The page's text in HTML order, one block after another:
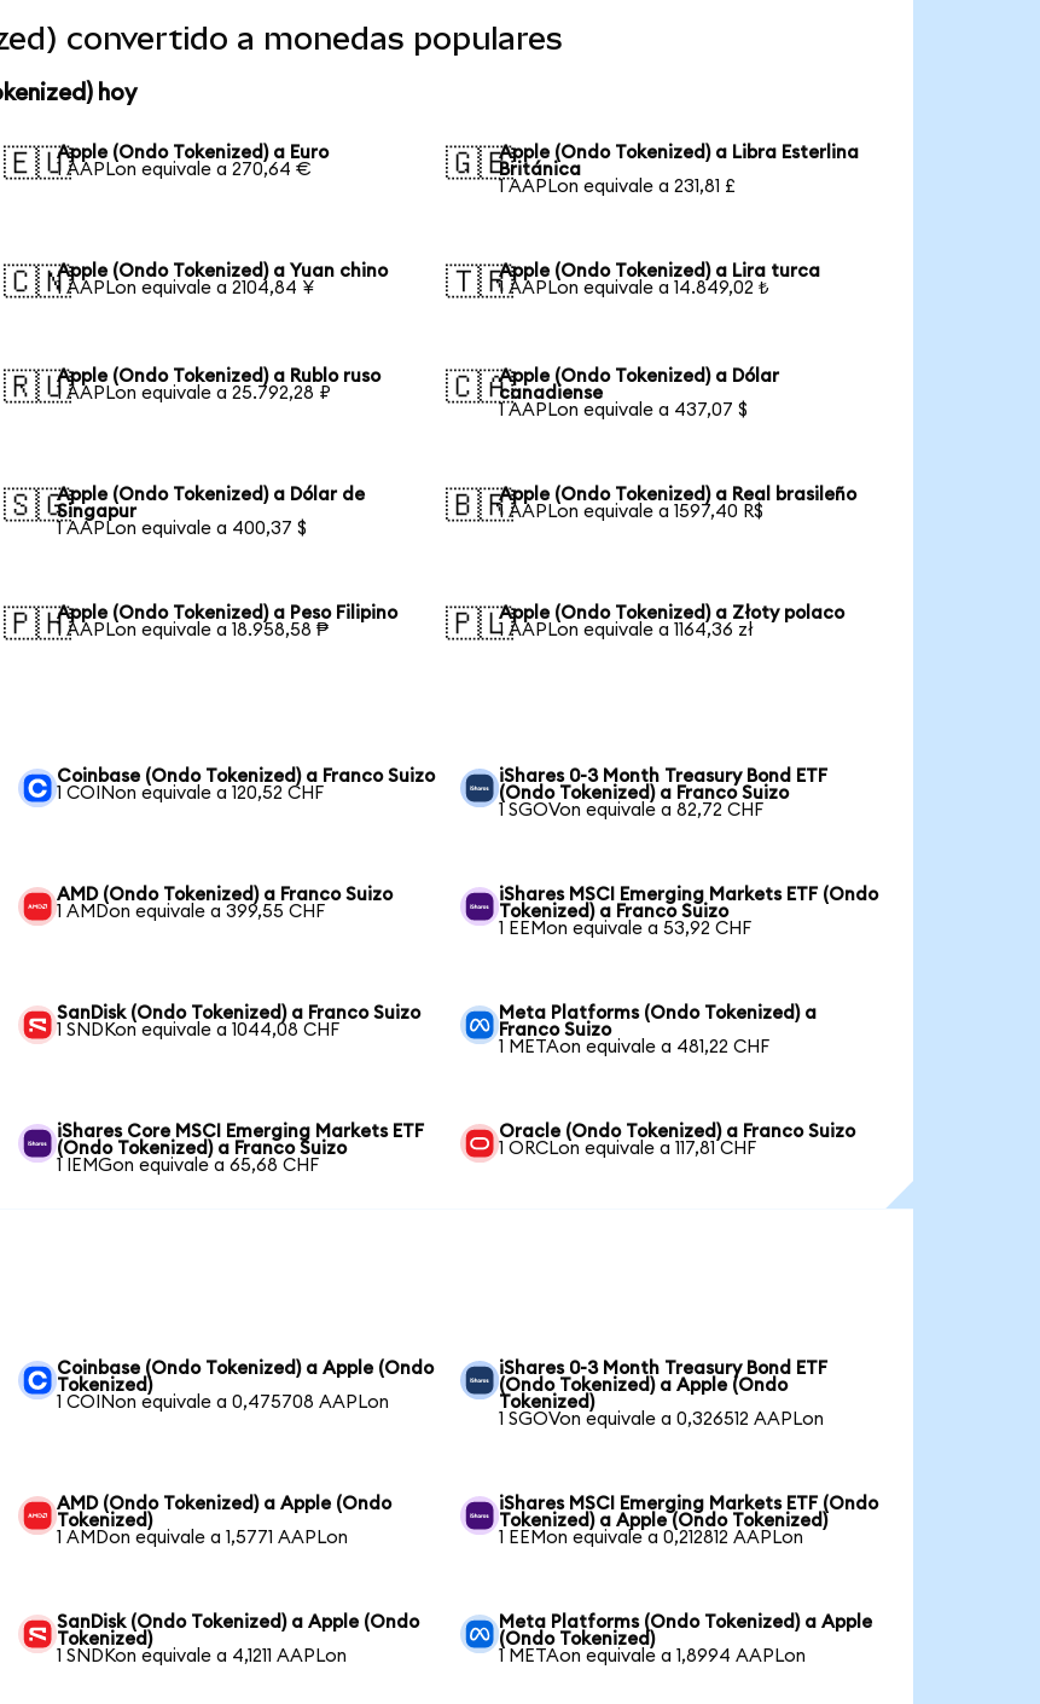
convertido a monedas populares
hoy
🇪🇺Apple (Ondo Tokenized) a Euro
1 AAPLon equivale a 270,64 €
🇬🇧Apple (Ondo Tokenized) a Libra Esterlina
Británica
1 AAPLon equivale a 231,81 £
🇨🇳Apple (Ondo Tokenized) a Yuan chino
1 AAPLon equivale a 2104,84 ¥
🇹🇷Apple (Ondo Tokenized) a Lira turca
1 AAPLon equivale a 14.849,02 ₺
🇷🇺Apple (Ondo Tokenized) a Rublo ruso
1 AAPLon equivale a 25.792,28 ₽
🇨🇦Apple (Ondo Tokenized) a Dólar
canadiense
1 AAPLon equivale a 437,07 $
🇸🇬Apple (Ondo Tokenized) a Dólar de
Singapur
1 AAPLon equivale a 400,37 $
🇧🇷Apple (Ondo Tokenized) a Real brasileño
1 AAPLon equivale a 1597,40 R$
🇵🇭Apple (Ondo Tokenized) a Peso Filipino
1 AAPLon equivale a 18.958,58 ₱
🇵🇱Apple (Ondo Tokenized) a Złoty polaco
1 AAPLon equivale a 1164,36 zł
Coinbase (Ondo Tokenized) a Franco Suizo
1 COINon equivale a 120,52 CHF
iShares 0-3 Month Treasury Bond ETF
(Ondo Tokenized) a Franco Suizo
1 SGOVon equivale a 82,72 CHF
AMD (Ondo Tokenized) a Franco Suizo
1 AMDon equivale a 399,55 CHF
iShares MSCI Emerging Markets ETF (Ondo
Tokenized) a Franco Suizo
1 EEMon equivale a 53,92 CHF
SanDisk (Ondo Tokenized) a Franco Suizo
1 SNDKon equivale a 1044,08 CHF
Meta Platforms (Ondo Tokenized) a
Franco Suizo
1 METAon equivale a 481,22 CHF
iShares Core MSCI Emerging Markets ETF
(Ondo Tokenized) a Franco Suizo
1 IEMGon equivale a 65,68 CHF
Oracle (Ondo Tokenized) a Franco Suizo
1 ORCLon equivale a 117,81 CHF
Coinbase (Ondo Tokenized) a Apple (Ondo
Tokenized)
1 COINon equivale a 0,475708 AAPLon
iShares 0-3 Month Treasury Bond ETF
(Ondo Tokenized) a Apple (Ondo
Tokenized)
1 SGOVon equivale a 0,326512 AAPLon
AMD (Ondo Tokenized) a Apple (Ondo
Tokenized)
1 AMDon equivale a 1,5771 AAPLon
iShares MSCI Emerging Markets ETF (Ondo
Tokenized) a Apple (Ondo Tokenized)
1 EEMon equivale a 0,212812 AAPLon
SanDisk (Ondo Tokenized) a Apple (Ondo
Tokenized)
1 SNDKon equivale a 4,1211 AAPLon
Meta Platforms (Ondo Tokenized) a Apple
(Ondo Tokenized)
1 METAon equivale a 1,8994 AAPLon